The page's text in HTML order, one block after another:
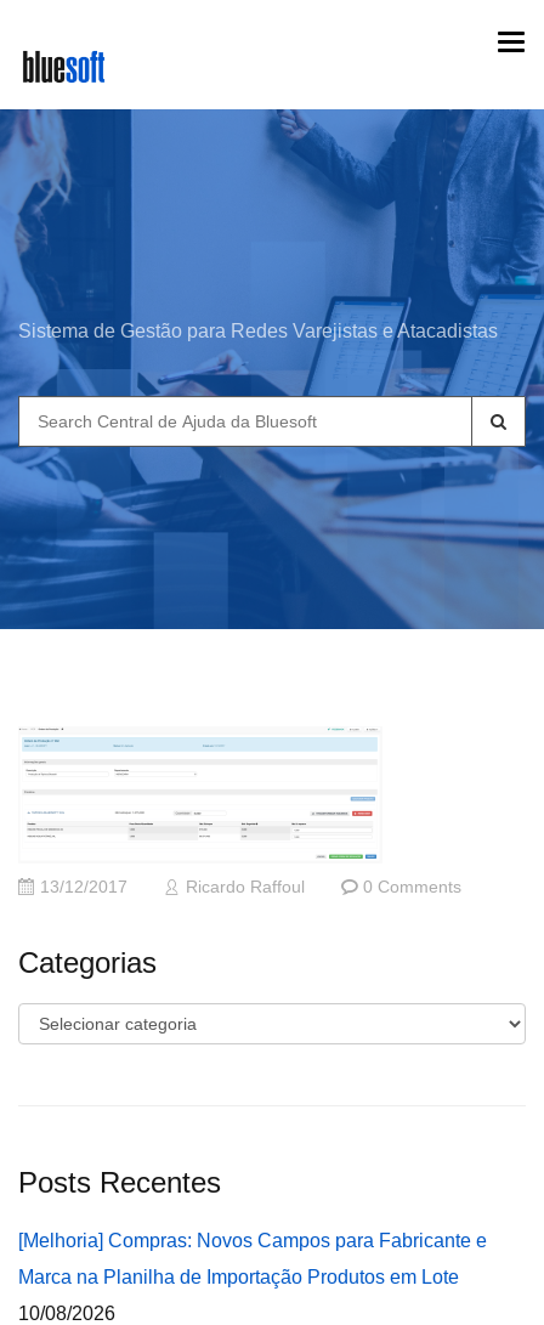
main
content
Sistema de Gestão para Redes Varejistas e Atacadistas
Search
for:
13/12/2017 Ricardo Raffoul 0 Comments
Categorias
Categorias
Posts Recentes
[Melhoria] Compras: Novos Campos para Fabricante e
Marca na Planilha de Importação Produtos em Lote
10/08/2026